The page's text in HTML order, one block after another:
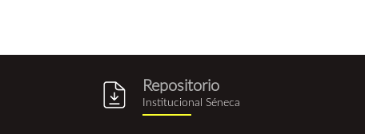
Repositorio
Institucional Séneca